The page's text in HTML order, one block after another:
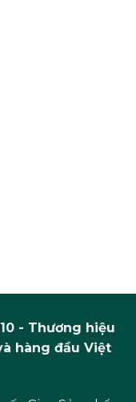
- Thương hiệu
hàng đầu Việt